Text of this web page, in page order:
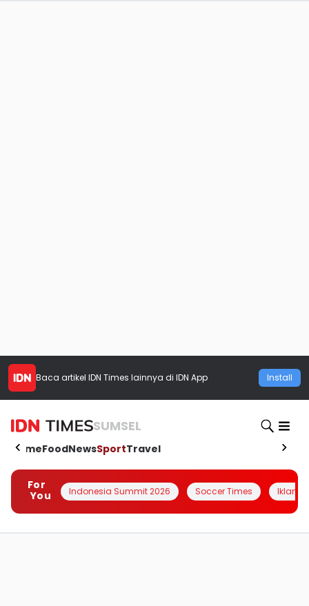
Baca artikel IDN Times lainnya di IDN App Install
SUMSEL
HomeFoodNewsSportTravel
For
You
Indonesia Summit 2026 Soccer Times Iklanin